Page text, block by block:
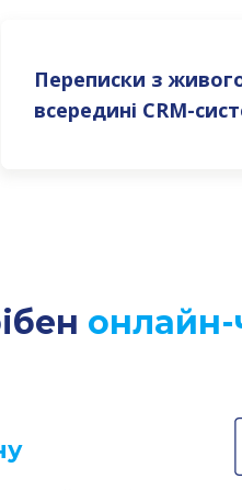
Переписки з
всередині CRM-
онлайн-